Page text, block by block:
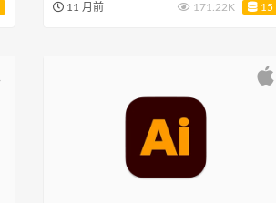
用！）
11 月前 171.22K 15